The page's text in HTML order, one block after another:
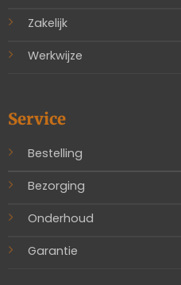
Zakelijk
Werkwijze
Service
Bestelling
Bezorging
Onderhoud
Garantie